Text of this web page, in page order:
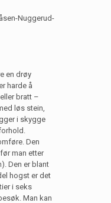
Nuggerud-
en drøy
harde å
bratt –
løs stein,
i skygge
Den
man etter
Den er blant
hogst er det
i seks
Man kan